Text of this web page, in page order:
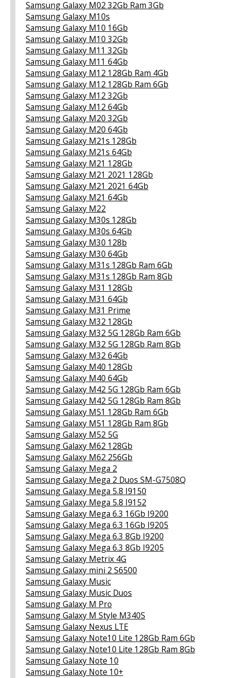
Samsung Galaxy M02 32Gb Ram 3Gb
Samsung Galaxy M10s
Samsung Galaxy M10 16Gb
Samsung Galaxy M10 32Gb
Samsung Galaxy M11 32Gb
Samsung Galaxy M11 64Gb
Samsung Galaxy M12 128Gb Ram 4Gb
Samsung Galaxy M12 128Gb Ram 6Gb
Samsung Galaxy M12 32Gb
Samsung Galaxy M12 64Gb
Samsung Galaxy M20 32Gb
Samsung Galaxy M20 64Gb
Samsung Galaxy M21s 128Gb
Samsung Galaxy M21s 64Gb
Samsung Galaxy M21 128Gb
Samsung Galaxy M21 2021 128Gb
Samsung Galaxy M21 2021 64Gb
Samsung Galaxy M21 64Gb
Samsung Galaxy M22
Samsung Galaxy M30s 128Gb
Samsung Galaxy M30s 64Gb
Samsung Galaxy M30 128b
Samsung Galaxy M30 64Gb
Samsung Galaxy M31s 128Gb Ram 6Gb
Samsung Galaxy M31s 128Gb Ram 8Gb
Samsung Galaxy M31 128Gb
Samsung Galaxy M31 64Gb
Samsung Galaxy M31 Prime
Samsung Galaxy M32 128Gb
Samsung Galaxy M32 5G 128Gb Ram 6Gb
Samsung Galaxy M32 5G 128Gb Ram 8Gb
Samsung Galaxy M32 64Gb
Samsung Galaxy M40 128Gb
Samsung Galaxy M40 64Gb
Samsung Galaxy M42 5G 128Gb Ram 6Gb
Samsung Galaxy M42 5G 128Gb Ram 8Gb
Samsung Galaxy M51 128Gb Ram 6Gb
Samsung Galaxy M51 128Gb Ram 8Gb
Samsung Galaxy M52 5G
Samsung Galaxy M62 128Gb
Samsung Galaxy M62 256Gb
Samsung Galaxy Mega 2
Samsung Galaxy Mega 2 Duos SM-G7508Q
Samsung Galaxy Mega 5.8 I9150
Samsung Galaxy Mega 5.8 I9152
Samsung Galaxy Mega 6.3 16Gb I9200
Samsung Galaxy Mega 6.3 16Gb I9205
Samsung Galaxy Mega 6.3 8Gb I9200
Samsung Galaxy Mega 6.3 8Gb I9205
Samsung Galaxy Metrix 4G
Samsung Galaxy mini 2 S6500
Samsung Galaxy Music
Samsung Galaxy Music Duos
Samsung Galaxy M Pro
Samsung Galaxy M Style M340S
Samsung Galaxy Nexus LTE
Samsung Galaxy Note10 Lite 128Gb Ram 6Gb
Samsung Galaxy Note10 Lite 128Gb Ram 8Gb
Samsung Galaxy Note 10
Samsung Galaxy Note 10+